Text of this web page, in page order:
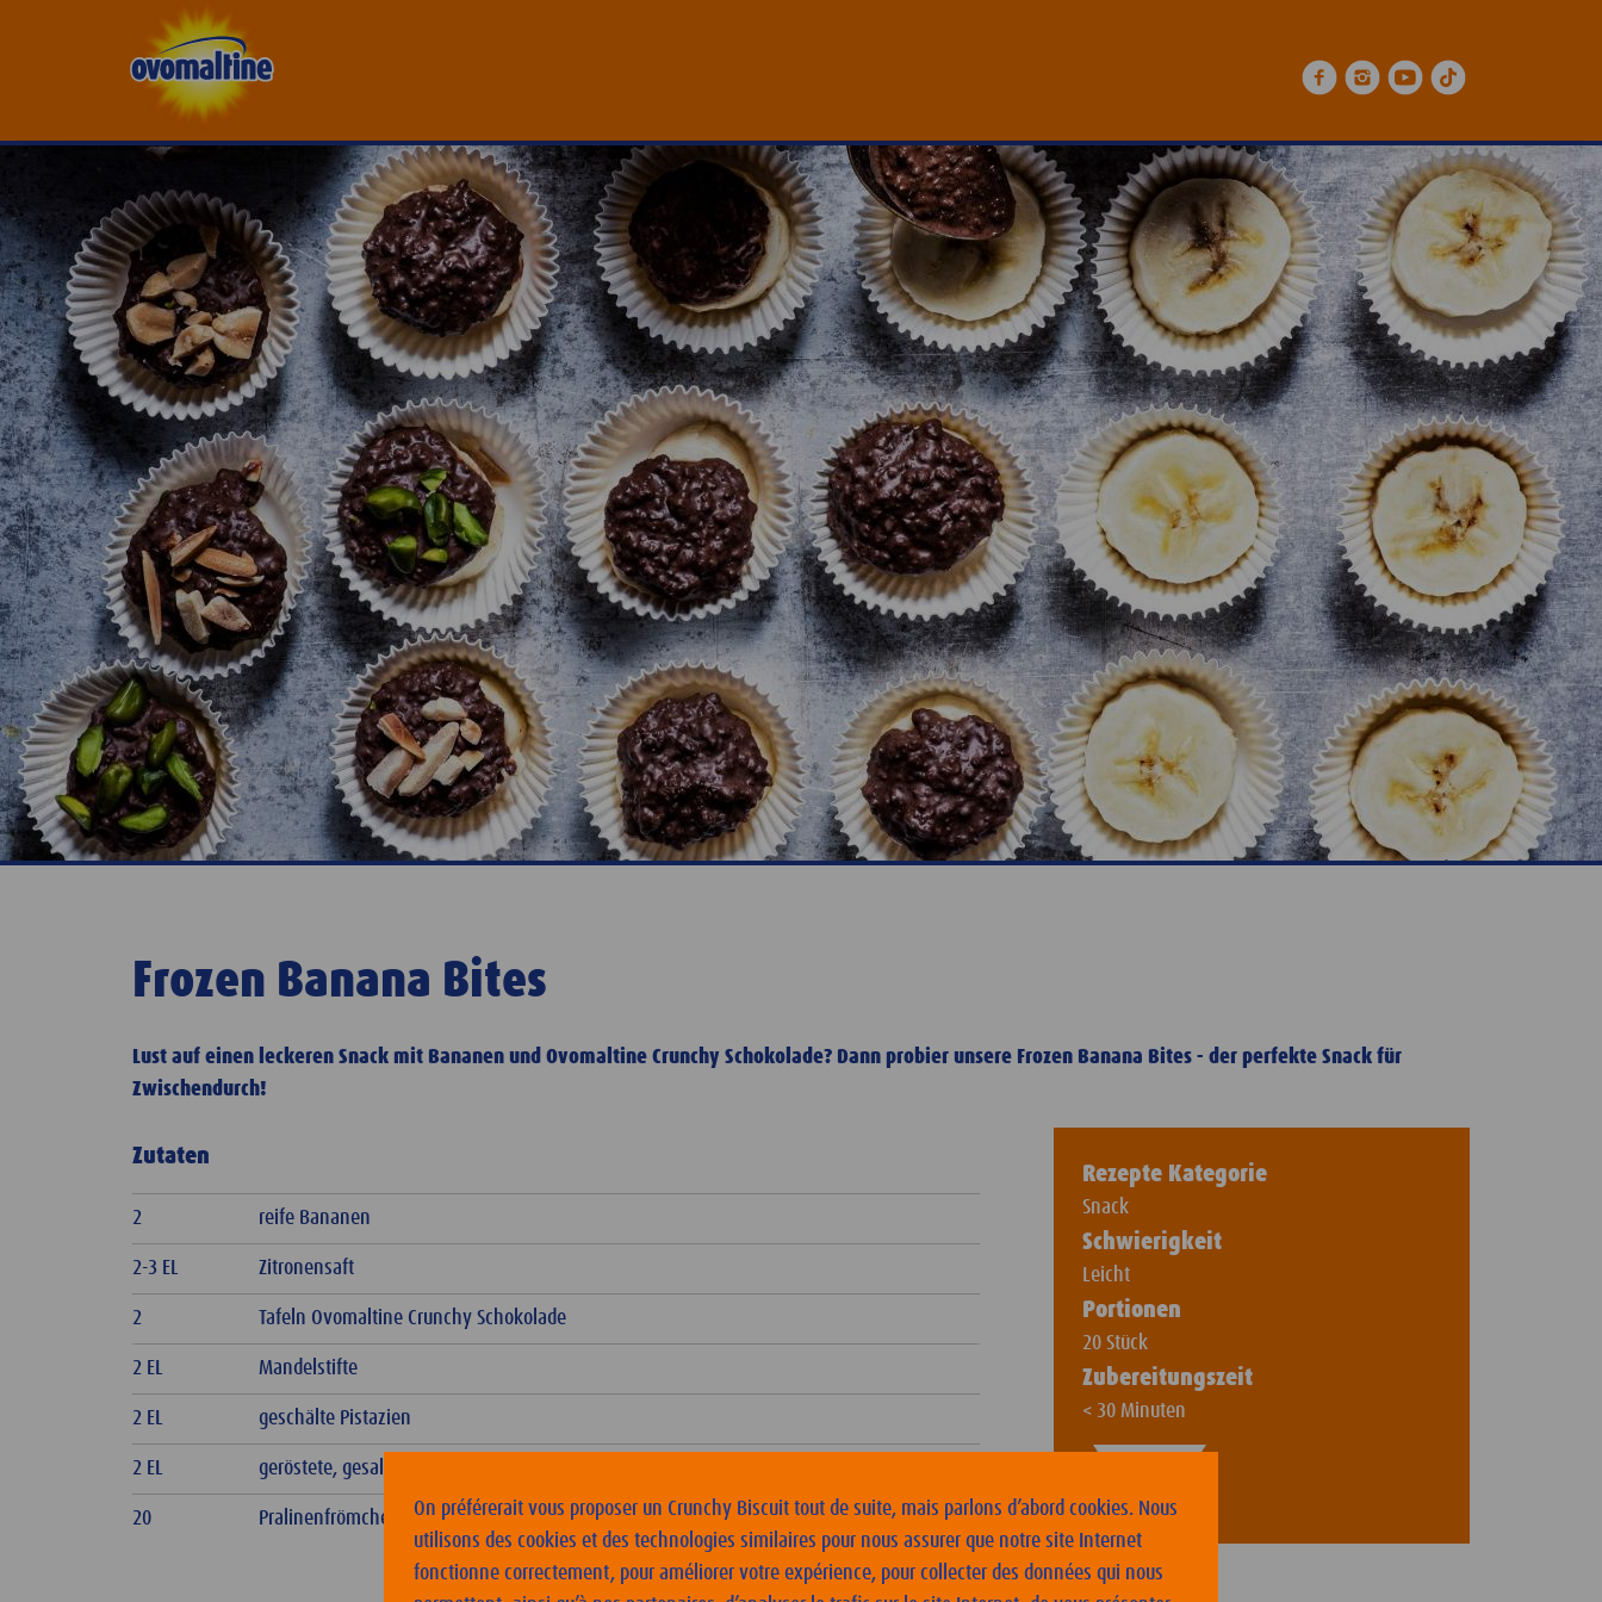
Frozen Banana Bites
Lust auf einen leckeren Snack mit Bananen und Ovomaltine Crunchy Schokolade? Dann probier unsere Frozen Banana Bites - der perfekte Snack für
Zwischendurch!
Rezepte Kategorie
Snack
Schwierigkeit
Leicht
Portionen
20 Stück
Zubereitungszeit
< 30 Minuten
Zutaten
2 reife Bananen
2-3 EL Zitronensaft
2 Tafeln Ovomaltine Crunchy Schokolade
2 EL Mandelstifte
2 EL geschälte Pistazien
2 EL geröstete, gesalzene Erdnüsse
20 Pralinenfrömchen
On préférerait vous proposer un Crunchy Biscuit tout de suite, mais parlons d’abord cookies. Nous
utilisons des cookies et des technologies similaires pour nous assurer que notre site Internet
fonctionne correctement, pour améliorer votre expérience, pour collecter des données qui nous